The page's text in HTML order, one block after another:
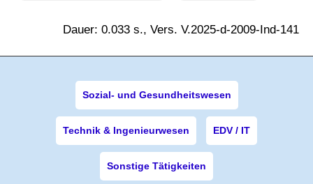
Dauer: 0.033 s., Vers. V.2025-d-2009-Ind-141
Sozial- und Gesundheitswesen
Technik & Ingenieurwesen EDV / IT
Sonstige Tätigkeiten